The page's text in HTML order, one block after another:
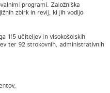
programi. Založniška
zbirk in revij, ki jih vodijo
115 učiteljev in visokošolskih
ter 92 strokovnih, administrativnih